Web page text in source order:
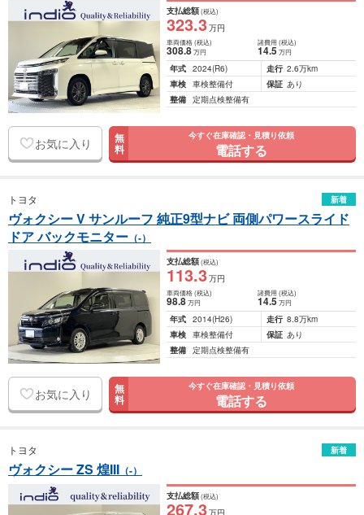
支払総額(税込)
323.3万円
車両価格(税込)
308.8万円
諸費用 (税込)
14.5 万円
年式 2024(R6) 走行 2.6万km
車検 車検整備付 保証 あり
整備 定期点検整備有
お気に入り 無
料
今すぐ在庫確認・見積り依頼
電話する
トヨタ 新着
ヴォクシー V サンルーフ 純正9型ナビ 両側パワースライド
ドア バックモニター （-）
支払総額(税込)
113.3万円
車両価格(税込)
98.8万円
諸費用 (税込)
14.5 万円
年式 2014(H26) 走行 8.8万km
車検 車検整備付 保証 あり
整備 定期点検整備有
お気に入り 無
料
今すぐ在庫確認・見積り依頼
電話する
トヨタ 新着
ヴォクシー ZS 煌III （-）
支払総額(税込)
267.3万円